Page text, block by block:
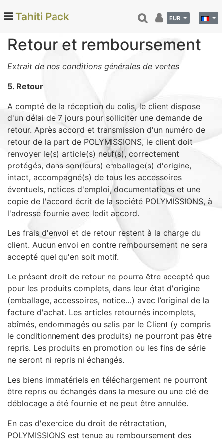
Categories
Monoi de Tahiti (66)
Noix de coco (24)
Vanille de Tahiti (26)
Soins et beauté (78)
Hinano (41)
Epicerie fine (72)
Calendriers et agenda (6)
Danse tahitienne (29)
Décoration (22)
Sacs, Bijoux et Accessoires (33)
Textile (27)
Loisirs (19)
Nos Box (12)
Promotions
Nouveautés
Informations
Retour et remboursement
Nous contacter
Tahiti Pack EUR
Retour et remboursement
Extrait de nos conditions générales de ventes
5. Retour
A compté de la réception du colis, le client dispose
d'un délai de 7 jours pour solliciter une demande de
retour. Après accord et transmission d'un numéro de
retour de la part de POLYMISSIONS, le client doit
renvoyer le(s) article(s) neuf(s), correctement
protégés, dans son(leurs) emballage(s) d'origine,
intact, accompagné(s) de tous les accessoires
éventuels, notices d'emploi, documentations et une
copie de l'accord écrit de la société POLYMISSIONS, à
l'adresse fournie avec ledit accord.
Les frais d'envoi et de retour restent à la charge du
client. Aucun envoi en contre remboursement ne sera
accepté quel qu'en soit motif.
Le présent droit de retour ne pourra être accepté que
pour les produits complets, dans leur état d'origine
(emballage, accessoires, notice…) avec l’original de la
facture d'achat. Les articles retournés incomplets,
abîmés, endommagés ou salis par le Client (y compris
le conditionnement des produits) ne pourront pas être
repris. Les produits en promotion ou les fins de série
ne seront ni repris ni échangés.
Les biens immatériels en téléchargement ne pourront
être repris ou échangés dans la mesure ou une clé de
déblocage a été fournie et ne peut être annulée.
En cas d'exercice du droit de rétractation,
POLYMISSIONS est tenue au remboursement des